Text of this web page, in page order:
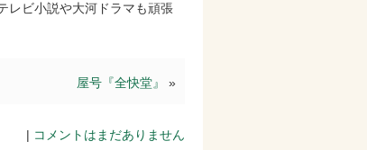
レビ小説や大河ドラマも頑張
屋号『全快堂』 »
| コメントはまだありません